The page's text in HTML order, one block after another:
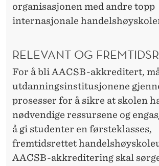
organisasjonen med andre topp
internasjonale
RELEVANT OG
For å bli AACSB-akkreditert,
utdanningsinstitusjonene
prosesser for å sikre at skolen
nødvendige ressursene og
å gi studenter en førsteklasses,
fremtidsrettet
AACSB-akkreditering skal